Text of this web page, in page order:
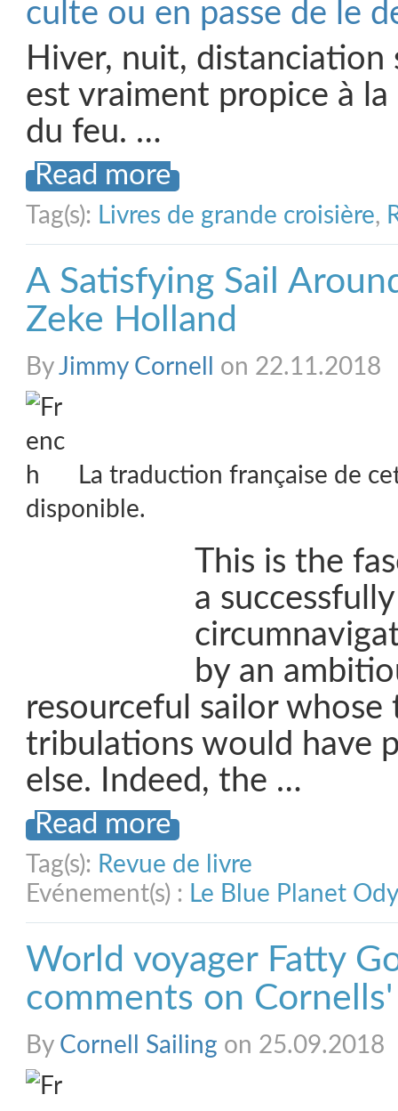
culte ou en passe de le
Hiver, nuit, distanciation
est vraiment propice à
du feu. …
Read more
Tag(s): Livres de grande croisière,
A Satisfying Sail
Zeke Holland
ByJimmy Cornell on 22.11.2018
La traduction française de
disponible.
This is the
a
by an
resourceful sailor whose
tribulations would have
else. Indeed, the …
Read more
Tag(s): Revue de livre
Evénement(s) : Le Blue Planet
World voyager Fatty
comments on
By Cornell Sailing on 25.09.2018